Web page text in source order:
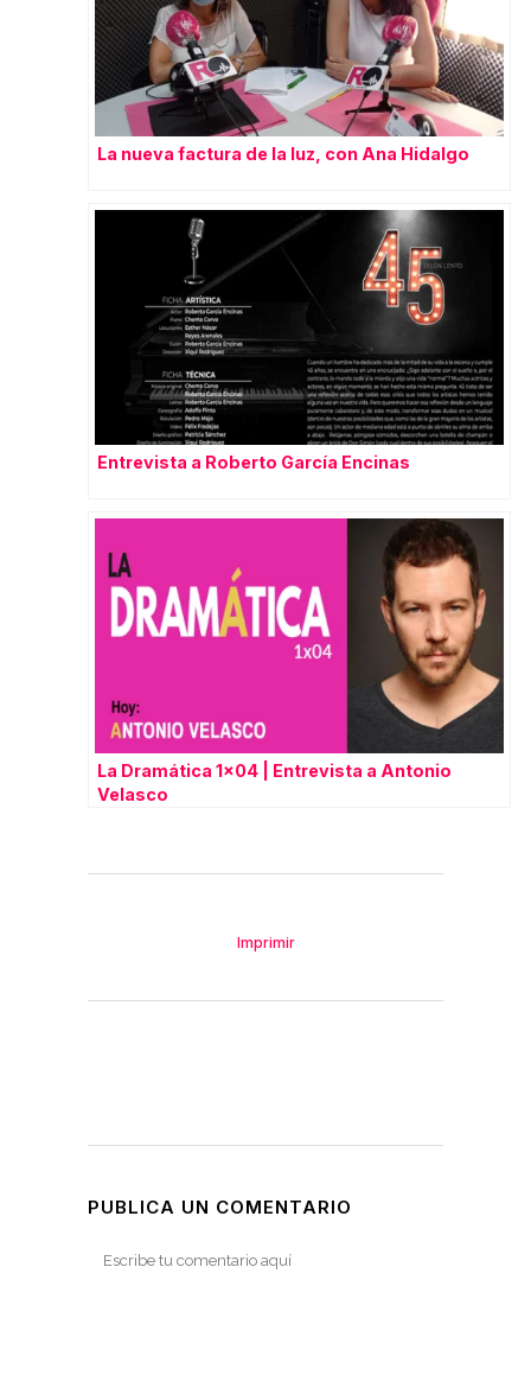
La nueva factura de la luz, con Ana Hidalgo
Entrevista a Roberto García Encinas
La Dramática 1×04 | Entrevista a Antonio
Velasco
Imprimir
PUBLICA UN COMENTARIO